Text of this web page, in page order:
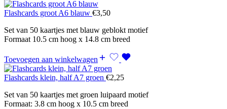
Flashcards groot A6 blauw €3,50
Set van 50 kaartjes met blauw geblokt motief
Formaat 10.5 cm hoog x 14.8 cm breed
Toevoegen aan winkelwagen
Flashcards klein, half A7 groen €2,25
Set van 50 kaartjes met groen luipaard motief
Formaat: 3.8 cm hoog x 10.5 cm breed